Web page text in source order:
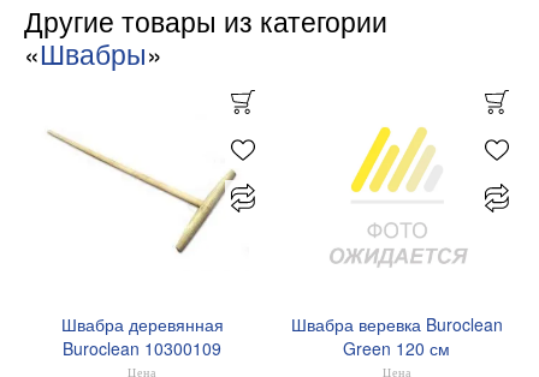
Другие товары из категории
«Швабры»
Швабра деревянная
Buroclean 10300109
Цена
Швабра веревка Buroclean
Green 120 см
микрофибровая насадка
Цена